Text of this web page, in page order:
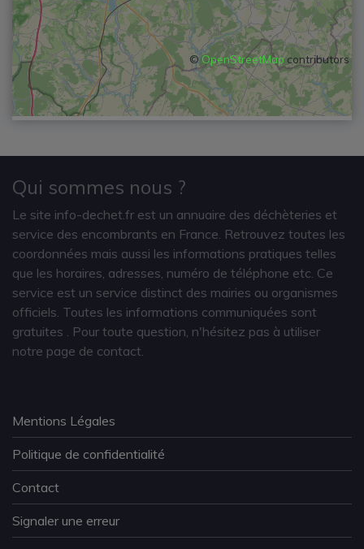
©OpenStreetMapcontributors
Qui sommes nous ?
Le site info-dechet.fr est un annuaire des déchèteries et
service des encombrants en France. Retrouvez toutes les
coordonnées mais aussi les informations pratiques telles
que les horaires, adresses, numéro de téléphone etc. Ce
service est un service distinct des mairies ou organismes
officiels. Toutes les informations communiquées sont
gratuites
. Pour toute question, n'hésitez pas à utiliser
notre page de contact.
Mentions Légales
Politique de confidentialité
Contact
Signaler une erreur